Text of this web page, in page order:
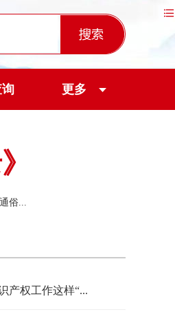
更多
俗...
产权工作这样“...